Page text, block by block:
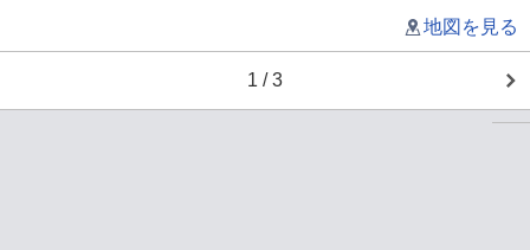
地図を見る
1 / 3